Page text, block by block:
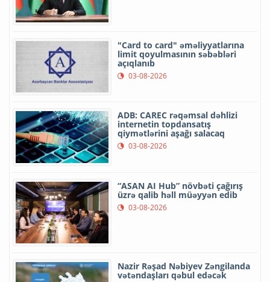
"Card to card" əməliyyatlarına
limit qoyulmasının səbəbləri
açıqlanıb
03-08-2026
ADB: CAREC rəqəmsal dəhlizi
internetin topdansatış
qiymətlərini aşağı salacaq
03-08-2026
“ASAN AI Hub” növbəti çağırış
üzrə qalib həll müəyyən edib
03-08-2026
Nazir Rəşad Nəbiyev Zəngilanda
vətəndaşları qəbul edəcək